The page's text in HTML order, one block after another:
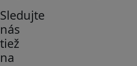
Sledujte
nás
tiež
na